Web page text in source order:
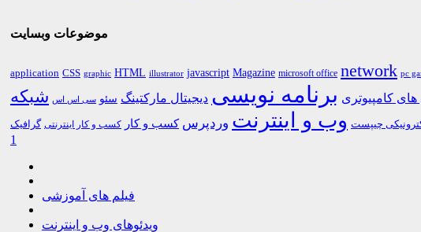
موضوعات وبسایت
application CSS graphic HTML illustrator javascript Magazine microsoft office network pc
های کامپیوتری برنامه نویسی دیجیتال مارکتینگ سئو سی اس اس شبکه
چیپست وب و اینترنت وردپرس کسب و کار کسب و کار اینترنتی گرافیک
1
فیلم های آموزشی
ویدئوهای وب و اینترنت